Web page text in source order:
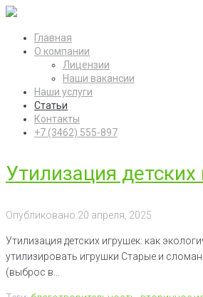
Перейти
контенту
Главная
О компании
Лицензии
Наши вакансии
Наши услуги
Статьи
Контакты
+7 (3462) 555-897
Статьи
Утилизация
Опубликовано 20 апреля, 2025
Утилизация детских игрушек: как
утилизировать игрушки Старые и
(выброс в...